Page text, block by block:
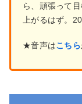
ら、頑張って
上がるはず。
★音声はこちら